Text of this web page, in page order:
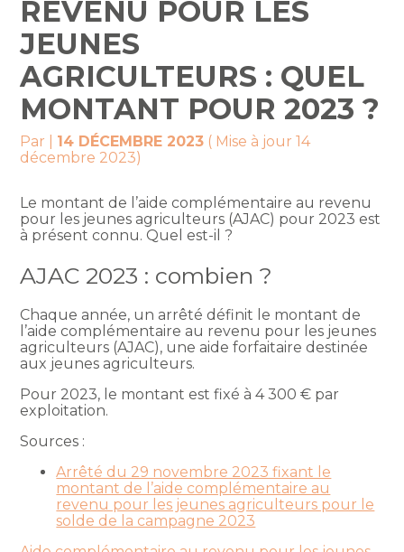
REVENU POUR LES
JEUNES
AGRICULTEURS : QUEL
MONTANT POUR 2023 ?
Par 14 DÉCEMBRE 2023 ( Mise à jour 14
décembre 2023)
Le montant de l’aide complémentaire au revenu
pour les jeunes agriculteurs (AJAC) pour 2023 est
à présent connu. Quel est-il ?
AJAC 2023 : combien ?
Chaque année, un arrêté définit le montant de
l’aide complémentaire au revenu pour les jeunes
agriculteurs (AJAC), une aide forfaitaire destinée
aux jeunes agriculteurs.
Pour 2023, le montant est fixé à 4 300 € par
exploitation.
Sources :
Arrêté du 29 novembre 2023 fixant le
montant de l’aide complémentaire au
revenu pour les jeunes agriculteurs pour le
solde de la campagne 2023